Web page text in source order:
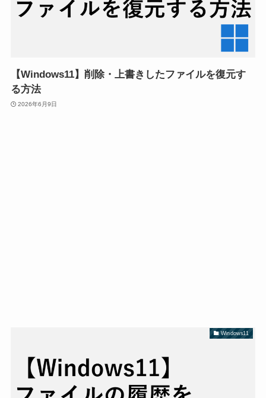
【Windows11】削除・上書きしたファイルを復元す
る方法
2026年6月9日
Windows11